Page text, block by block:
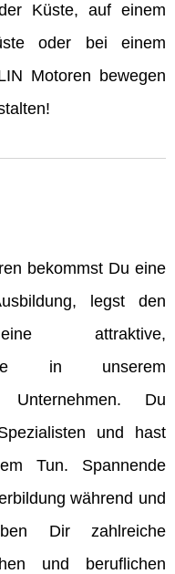
Küste, auf einem
oder bei einem
Motoren bewegen
bekommst Du eine
legst den
attraktive,
in unserem
Unternehmen. Du
und hast
Tun. Spannende
während und
Dir zahlreiche
und beruflichen